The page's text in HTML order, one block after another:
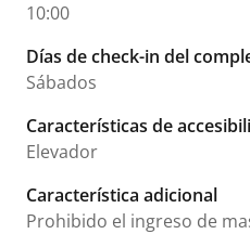
10:00
Días de check-in del
Sábados
Características de
Elevador
Característica adicional
Prohibido el ingreso de